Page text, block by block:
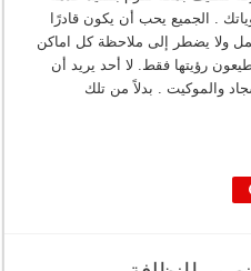
. الجميع يحب أن يكون قادرًا
ولا يضطر إلى ملاحظة كل اماكن
رؤيتها فقط. لا أحد يريد أن
والموكيت . بدلاً من تلك